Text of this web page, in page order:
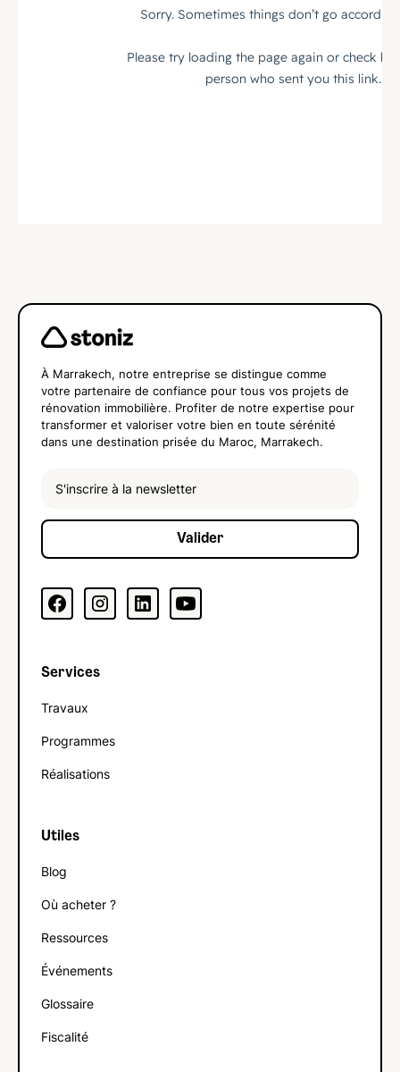
À Marrakech, notre entreprise se distingue comme
votre partenaire de confiance pour tous vos projets de
rénovation immobilière. Profiter de notre expertise pour
transformer et valoriser votre bien en toute sérénité
dans une destination prisée du Maroc, Marrakech.
Services
Travaux
Programmes
Réalisations
Utiles
Blog
Où acheter ?
Ressources
Événements
Glossaire
Fiscalité